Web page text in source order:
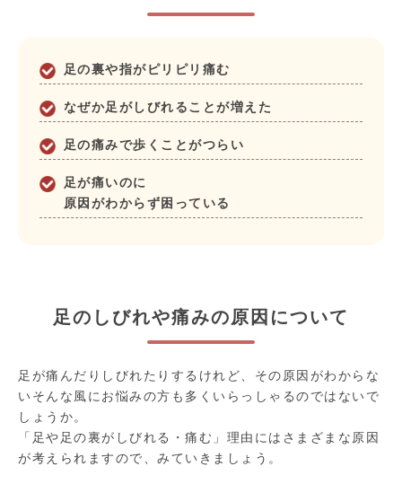
足の裏や指がピリピリ痛む
なぜか足がしびれることが増えた
足の痛みで歩くことがつらい
足が痛いのに
原因がわからず困っている
足のしびれや痛みの原因について
足が痛んだりしびれたりするけれど、その原因がわからな
いそんな風にお悩みの方も多くいらっしゃるのではないで
しょうか。
「足や足の裏がしびれる・痛む」理由にはさまざまな原因
が考えられますので、みていきましょう。